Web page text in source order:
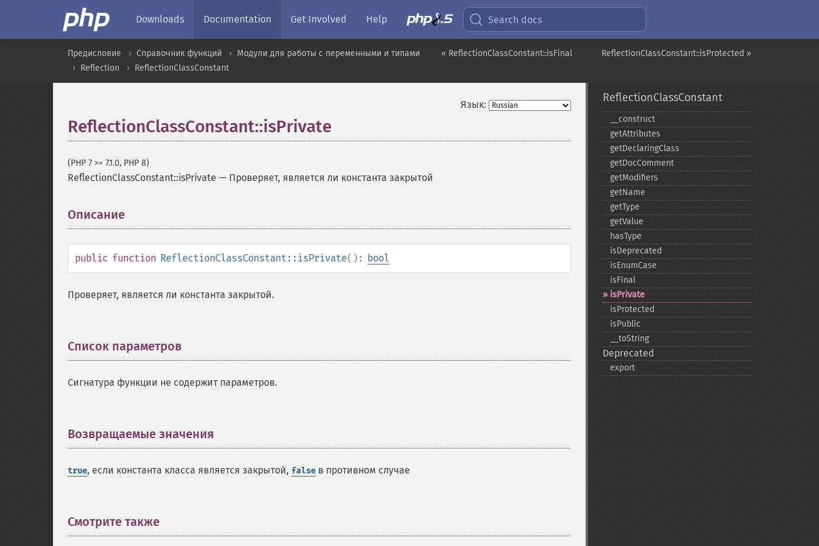
Downloads Documentation Get Involved Help Search docs
ReflectionClassConstant::isProtected »
« ReflectionClassConstant::isFinal
Предисловие Справочник функций
Модули для работы с переменными и типами
Reflection
ReflectionClassConstant
Язык:
ReflectionClassConstant::isPrivate
(PHP 7 >= 7.1.0, PHP 8)
ReflectionClassConstant::isPrivate — Проверяет, является ли константа закрытой
Описание
public function ReflectionClassConstant::isPrivate(): bool
Проверяет, является ли константа закрытой.
Список параметров
Сигнатура функции не содержит параметров.
Возвращаемые значения
true, если константа класса является закрытой, false в противном случае
Смотрите также
ReflectionClassConstant
_​_​construct
getAttributes
getDeclaringClass
getDocComment
getModifiers
getName
getType
getValue
hasType
isDeprecated
isEnumCase
isFinal
isPrivate
isProtected
isPublic
_​_​toString
Deprecated
export